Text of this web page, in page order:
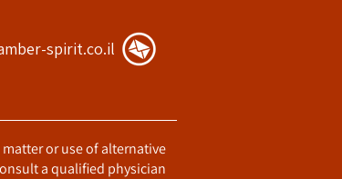
spirit.co.il
or use of alternative
a qualified physician.